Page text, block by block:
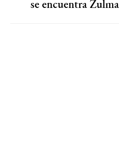
se encuentra